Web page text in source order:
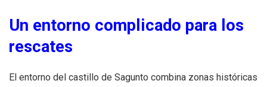
Un entorno complicado para los
rescates
El entorno del castillo de Sagunto combina zonas históricas